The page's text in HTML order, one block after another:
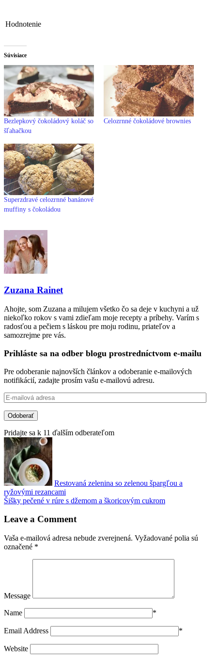
Hodnotenie
Súvisiace
Bezlepkový čokoládový koláč so
šľahačkou
Celozrnné čokoládové brownies
Superzdravé celozrnné banánové
muffiny s čokoládou
Zuzana Rainet
Ahojte, som Zuzana a milujem všetko čo sa deje v kuchyni a už
niekoľko rokov s vami zdieľam moje recepty a príbehy. Varím s
radosťou a pečiem s láskou pre moju rodinu, priateľov a
samozrejme pre vás.
Prihláste sa na odber blogu prostredníctvom e-mailu
Pre odoberanie najnovších článkov a odoberanie e-mailových
notifikácií, zadajte prosím vašu e-mailovú adresu.
E-
mailová
adresa
Odoberať
Pridajte sa k 11 ďalším odberateľom
Restovaná zelenina so zelenou špargľou a
ryžovými rezancami
Šišky pečené v rúre s džemom a škoricovým cukrom
Leave a Comment
Vaša e-mailová adresa nebude zverejnená. Vyžadované polia sú
označené *
Message
Name *
Email Address *
Website